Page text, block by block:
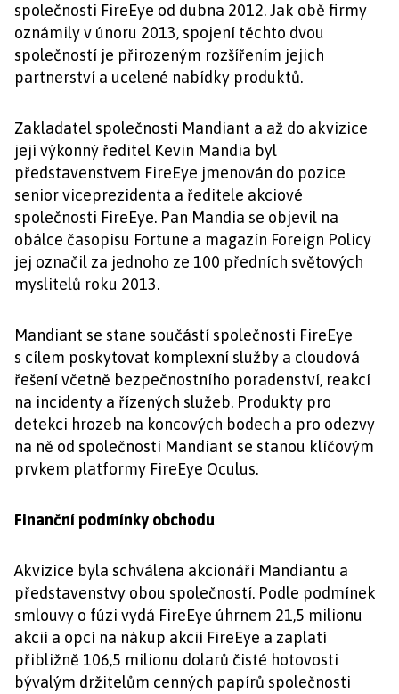
společnosti FireEye od dubna 2012. Jak obě firmy
oznámily v únoru 2013, spojení těchto dvou
společností je přirozeným rozšířením jejich
partnerství a ucelené nabídky produktů.
Zakladatel společnosti Mandiant a až do akvizice
její výkonný ředitel Kevin Mandia byl
představenstvem FireEye jmenován do pozice
senior viceprezidenta a ředitele akciové
společnosti FireEye. Pan Mandia se objevil na
obálce časopisu Fortune a magazín Foreign Policy
jej označil za jednoho ze 100 předních světových
myslitelů roku 2013.
Mandiant se stane součástí společnosti FireEye
s cílem poskytovat komplexní služby a cloudová
řešení včetně bezpečnostního poradenství, reakcí
na incidenty a řízených služeb. Produkty pro
detekci hrozeb na koncových bodech a pro odezvy
na ně od společnosti Mandiant se stanou klíčovým
prvkem platformy FireEye Oculus.
Finanční podmínky obchodu
Akvizice byla schválena akcionáři Mandiantu a
představenstvy obou společností. Podle podmínek
smlouvy o fúzi vydá FireEye úhrnem 21,5 milionu
akcií a opcí na nákup akcií FireEye a zaplatí
přibližně 106,5 milionu dolarů čisté hotovosti
bývalým držitelům cenných papírů společnosti